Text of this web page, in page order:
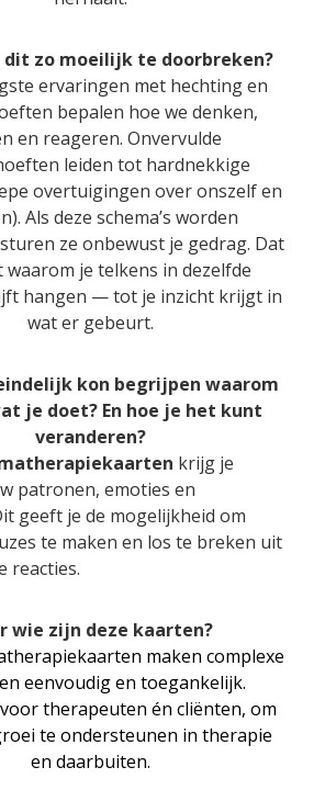
dit zo moeilijk te doorbreken?
ervaringen met hechting en
bepalen hoe we denken,
en reageren. Onvervulde
leiden tot hardnekkige
overtuigingen over onszelf en
Als deze schema’s worden
ze onbewust je gedrag. Dat
je telkens in dezelfde
hangen — tot je inzicht krijgt in
wat er gebeurt.
kon begrijpen waarom
je doet? En hoe je het kunt
veranderen?
krijg je
patronen, emoties en
geeft je de mogelijkheid om
te maken en los te breken uit
reacties.
wie zijn deze kaarten?
maken complexe
eenvoudig en toegankelijk.
therapeuten én cliënten, om
te ondersteunen in therapie
en daarbuiten.